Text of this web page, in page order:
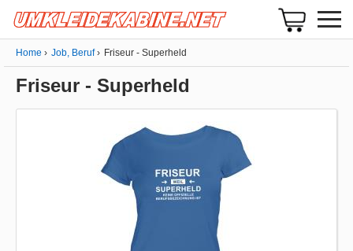
Home Job, Beruf Friseur - Superheld
Friseur - Superheld